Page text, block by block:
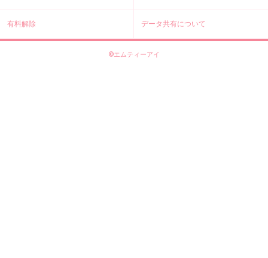
有料解除 データ共有について
©エムティーアイ